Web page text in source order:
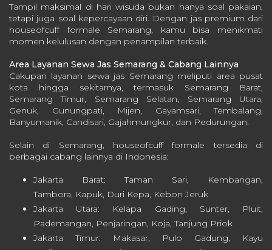
Tampil maksimal di hari wisuda bukan hanya soal pakaian,
tetapi juga soal kepercayaan diri. Dengan jas premium dari
houseofcuff formale Semarang, kamu bisa menikmati
momen kelulusan dengan penampilan terbaik.
Area Layanan Sewa Jas Semarang & Cabang Lainnya
Cakupan layanan sewa jas Semarang meliputi area pusat
kota hingga sekitarnya, termasuk Semarang Barat,
Semarang Timur, Semarang Selatan, Semarang Utara,
Genuk, Gunungpati, Mijen, Gayamsari, Tembalang,
Banyumanik, Candisari, Gajahmungkur, dan Pedurungan.
Selain di Semarang, houseofcuff formale tersedia di
berbagai cabang lainnya di Indonesia:
Jakarta Barat: Taman Sari, Kembangan,
Tambora, Kapuk, Duri Kepa, Kebon Jeruk
Jakarta Utara: Kelapa Gading, Sunter, Pluit,
Pademangan, Penjaringan, Koja, Tanjung Priok
Jakarta Timur: Makasar, Pulo Gadung, Kayu